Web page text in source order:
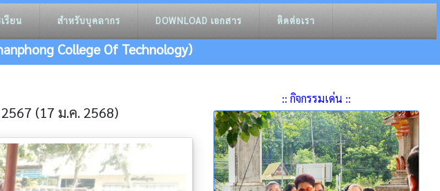
รียน สำหรับบุคลากร DOWNLOAD เอกสาร ติดต่อเรา
College Of Technology)
(17 ม.ค. 2568)
:: กิจกรรมเด่น ::